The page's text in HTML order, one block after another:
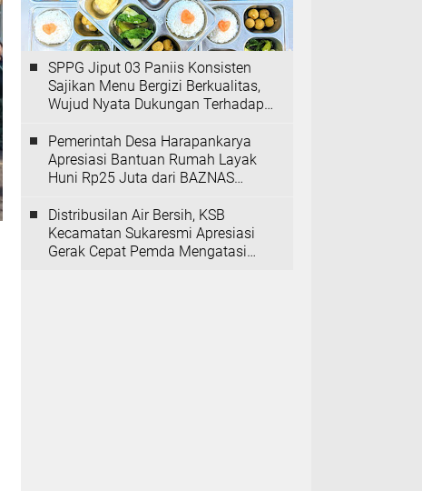
SPPG Jiput 03 Paniis Konsisten
Sajikan Menu Bergizi Berkualitas,
Wujud Nyata Dukungan Terhadap
Pemerintah Desa Harapankarya
Apresiasi Bantuan Rumah Layak
Huni Rp25 Juta dari BAZNAS
Distribusilan Air Bersih, KSB
Kecamatan Sukaresmi Apresiasi
Gerak Cepat Pemda Mengatasi